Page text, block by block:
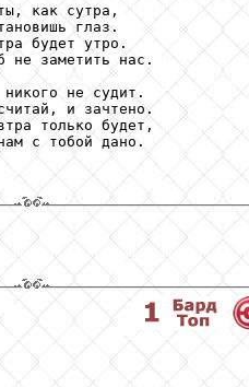
как сутра,
глаз.
будет утро.
не заметить нас.
не судит.
и зачтено.
только будет,
с тобой дано.